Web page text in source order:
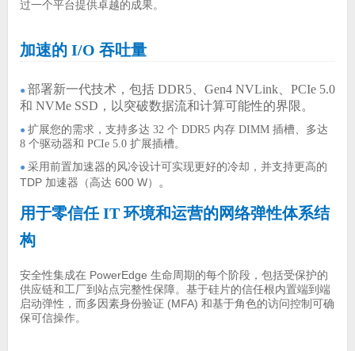
过一个平台提供卓越的成果。
加速的 I/O 吞吐量
● 部署新一代技术，包括 DDR5、Gen4 NVLink、PCIe 5.0
和 NVMe SSD，以突破数据流和计算可能性的界限。
● 扩展您的需求，支持多达 32 个 DDR5 内存 DIMM 插槽、多达
8 个驱动器和 PCIe 5.0 扩展插槽。
● 采用前置加速器的风冷设计可实现更好的冷却，并支持更高的
TDP 加速器（高达 600 W）
。
用于零信任 IT 环境和运营的网络弹性体系结
构
安全性集成在 PowerEdge 生命周期的每个阶段，包括受保护的
供应链和工厂到站点完整性保障。基于硅片的信任根内置端到端
启动弹性，而多因素身份验证 (MFA) 和基于角色的访问控制可确
保可信操作。